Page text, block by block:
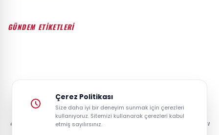
GÜNDEM ETİKETLERİ
© 2026 GAZETESAYFA | TÜRKIYE VE DÜNYANIN GÜNCEL HABER POSTASI
Çerez Politikası
Size daha iyi bir deneyim sunmak için çerezleri
kullanıyoruz. Sitemizi kullanarak çerezleri kabul
etmiş sayılırsınız.